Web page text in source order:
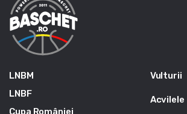
LNBM
LNBF
Cupa României
Vulturii
Acvilele